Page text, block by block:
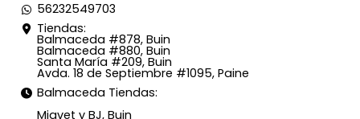
56232549703
Tiendas:
Balmaceda #878, Buin
Balmaceda #880, Buin
Santa María #209, Buin
Avda. 18 de Septiembre #1095, Paine
Balmaceda Tiendas:
Miavet y BJ, Buin